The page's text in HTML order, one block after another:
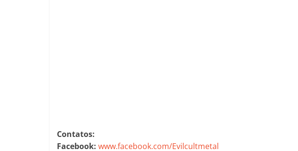
Contatos:
Facebook: www.facebook.com/Evilcultmetal